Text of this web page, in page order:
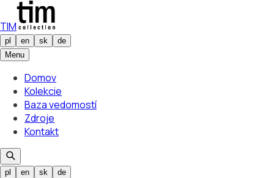
TIM
pl en sk
de
Menu
Domov
Kolekcie
Baza vedomostí
Zdroje
Kontakt
pl en sk de